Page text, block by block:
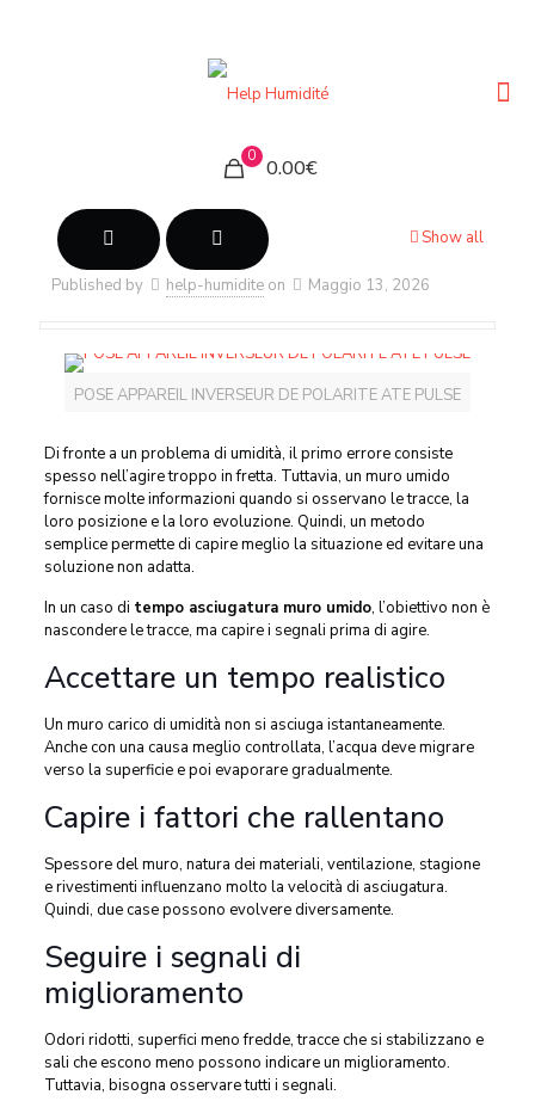
0 0.00€
Show all
Published by help-humidite on Maggio 13, 2026
POSE APPAREIL INVERSEUR DE POLARITE ATE PULSE
Di fronte a un problema di umidità, il primo errore consiste
spesso nell’agire troppo in fretta. Tuttavia, un muro umido
fornisce molte informazioni quando si osservano le tracce, la
loro posizione e la loro evoluzione. Quindi, un metodo
semplice permette di capire meglio la situazione ed evitare una
soluzione non adatta.
In un caso di tempo asciugatura muro umido, l’obiettivo non è
nascondere le tracce, ma capire i segnali prima di agire.
Accettare un tempo realistico
Un muro carico di umidità non si asciuga istantaneamente.
Anche con una causa meglio controllata, l’acqua deve migrare
verso la superficie e poi evaporare gradualmente.
Capire i fattori che rallentano
Spessore del muro, natura dei materiali, ventilazione, stagione
e rivestimenti influenzano molto la velocità di asciugatura.
Quindi, due case possono evolvere diversamente.
Seguire i segnali di
miglioramento
Odori ridotti, superfici meno fredde, tracce che si stabilizzano e
sali che escono meno possono indicare un miglioramento.
Tuttavia, bisogna osservare tutti i segnali.